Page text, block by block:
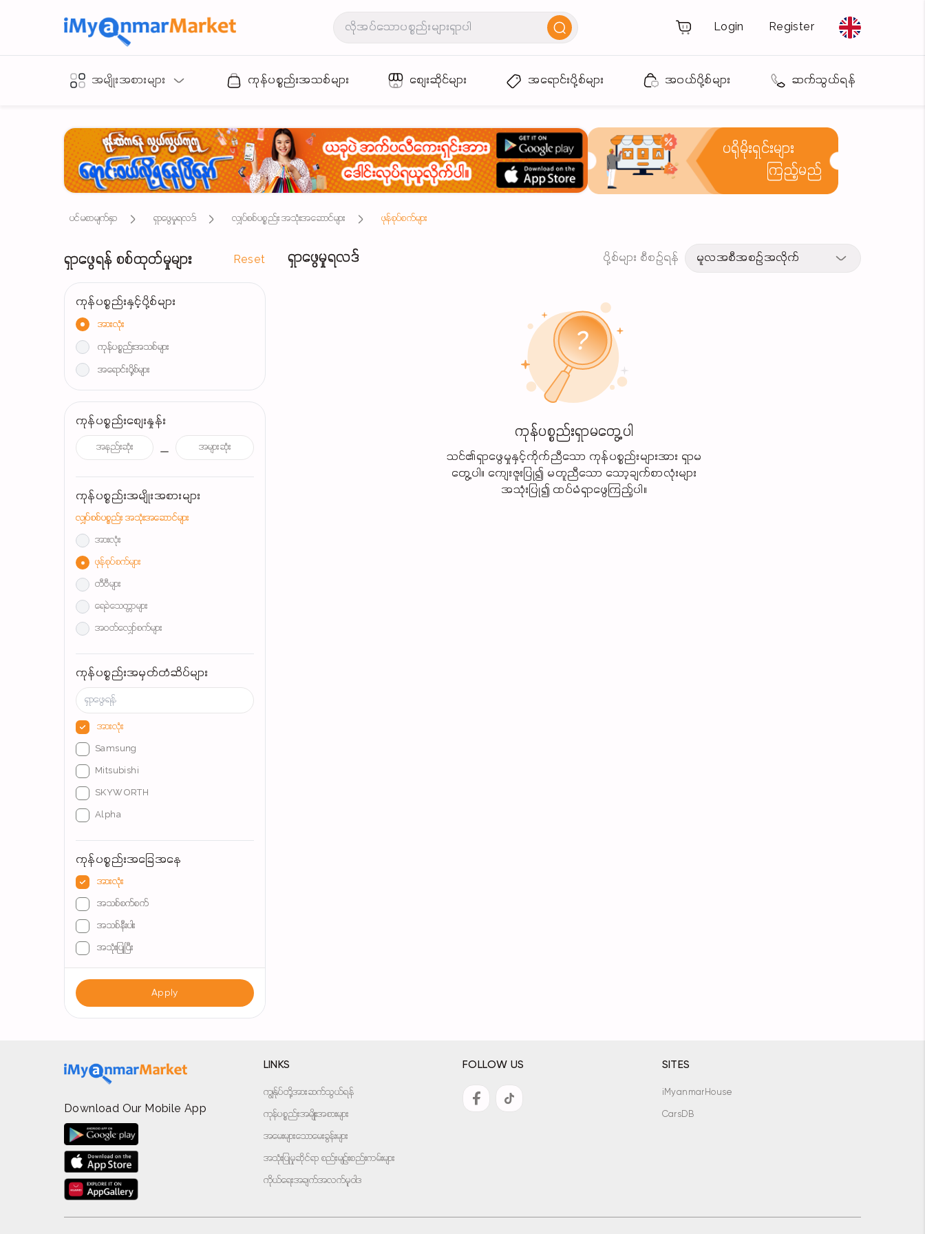
Login Register
အမျိုးအစားများ ကုန်ပစ္စည်းအသစ်များ စျေးဆိုင်များ အရောင်းပို့စ်များ အဝယ်ပို့စ်များ ဆက်သွယ်ရန်
ပရိုမိုးရှင်းများ
ကြည့်မည်
ပင်မစာမျက်နှာ ရှာဖွေမှုရလဒ် လျှပ်စစ်ပစ္စည်း အသုံးအဆောင်များ ဖုန်စုပ်စက်များ
ရှာဖွေရန် စစ်ထုတ်မှုများ Reset
ကုန်ပစ္စည်းနှင့်ပို့စ်များ
အားလုံး
ကုန်ပစ္စည်းအသစ်များ
အရောင်းပို့စ်များ
ကုန်ပစ္စည်းစျေးနှုန်း
ကုန်ပစ္စည်းအမျိုးအစားများ
လျှပ်စစ်ပစ္စည်း အသုံးအဆောင်များ
အားလုံး
ဖုန်စုပ်စက်များ
တီဗီများ
ရေခဲသေတ္တာများ
အဝတ်လျှော်စက်များ
ပန်ကာများ
အဲကူလာများ
ထမင်းပေါင်းအိုးများ
ရေအေးစက်များ
ကုန်ပစ္စည်းအမှတ်တံဆိပ်များ
အားလုံး
Samsung
Mitsubishi
SKYWORTH
Alpha
Karofi
ကုန်ပစ္စည်းအခြေအနေ
အားလုံး
အသစ်စက်စက်
အသစ်နီးပါး
အသုံးပြုပြီး
Apply
ရှာဖွေမှုရလဒ် ပို့စ်များ စီစဉ်ရန် မူလအစီအစဉ်အလိုက်
ကုန်ပစ္စည်းရှာမတွေ့ပါ
သင်၏ရှာဖွေမှုနှင့်ကိုက်ညီသော ကုန်ပစ္စည်းများအား ရှာမ
တွေ့ပါ။ ကျေးဇူးပြု၍ မတူညီသော သော့ချက်စာလုံးများ
အသုံးပြု၍ ထပ်မံရှာဖွေကြည့်ပါ။
Download Our Mobile App
LINKS
ကျွန်ုပ်တို့အားဆက်သွယ်ရန်
ကုန်ပစ္စည်းအမျိုးအစားများ
အမေးများသောမေးခွန်းများ
အသုံးပြုမှုဆိုင်ရာ စည်းမျဉ်းစည်းကမ်းများ
ကိုယ်ရေးအချက်အလက်မူဝါဒ
FOLLOW US SITES
iMyanmarHouse
CarsDB